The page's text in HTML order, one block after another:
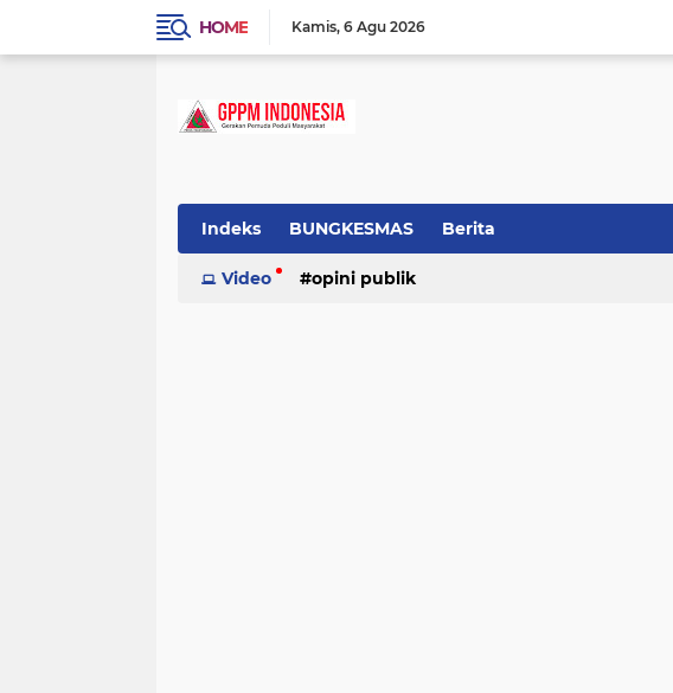
HOME Kamis 6 Agu 2026
Indeks BUNGKESMAS Berita
Budaya Covid-19 Donor Darah
Video opini publik